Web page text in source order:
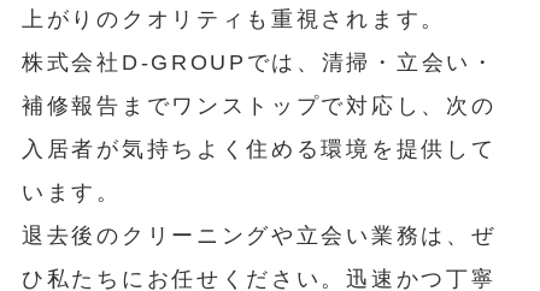
上がりのクオリティも重視されます。
株式会社D-GROUPでは、清掃・立会い・
補修報告までワンストップで対応し、次の
入居者が気持ちよく住める環境を提供して
います。
退去後のクリーニングや立会い業務は、ぜ
ひ私たちにお任せください。迅速かつ丁寧